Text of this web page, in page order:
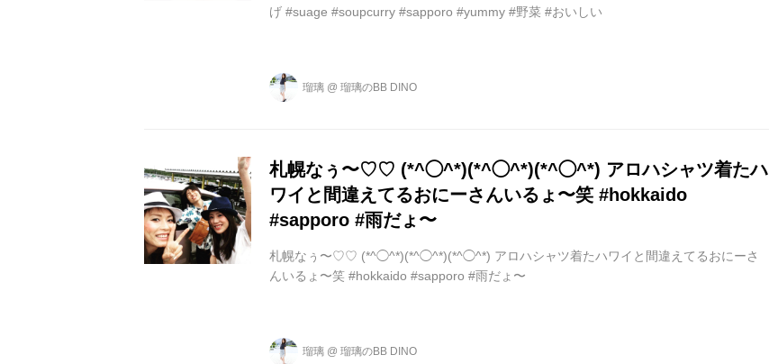
げ #suage #soupcurry #sapporo #yummy #野菜 #おいしい
瑠璃 @ 瑠璃のBB DINO
札幌なぅ〜♡♡ (*^◯^*)(*^◯^*)(*^◯^*) アロハシャツ着たハ
ワイと間違えてるおにーさんいるょ〜笑 #hokkaido
#sapporo #雨だょ〜
札幌なぅ〜♡♡ (*^◯^*)(*^◯^*)(*^◯^*) アロハシャツ着たハワイと間違えてるおにーさ
んいるょ〜笑 #hokkaido #sapporo #雨だょ〜
瑠璃 @ 瑠璃のBB DINO